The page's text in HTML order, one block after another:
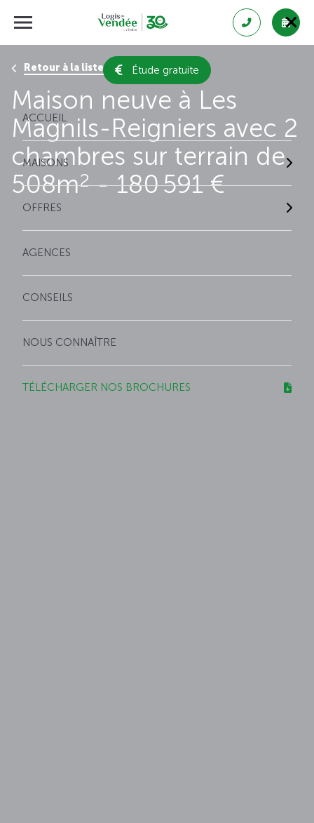
Étude gratuite
ACCUEIL
MAISONS
OFFRES
AGENCES
CONSEILS
NOUS CONNAÎTRE
TÉLÉCHARGER NOS BROCHURES
Retour à la liste des résultats
Maison neuve à Les
Magnils-Reigniers avec 2
chambres sur terrain de
508m2- 180 591 €